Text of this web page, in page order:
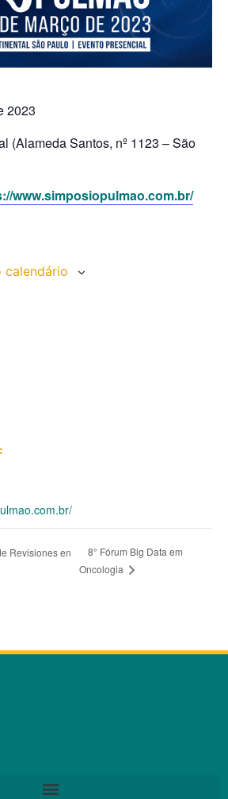
2023
(Alameda Santos, nº 1123 – São
www.simposiopulmao.com.br/
calendário
Revisiones en
8° Fórum Big Data em
Oncologia